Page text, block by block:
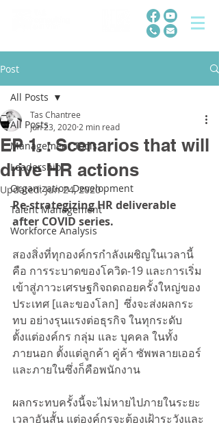
Post
All Posts
Management Tools
Leadership
Organization Development
Talent Management
Workforce Analysis
All Posts
EP 1. : Scenarios that will
drive HR actions
Tas Chantree
Jun 23, 2020 2 min read
Updated:Jun 24, 2020
Re-strategizing HR deliverable
after COVID series.
สองสิ่งที่ทุกองค์กรกำลังเผชิญในเวลานี้
คือ การระบาดของโควิด-19 และการเริ่ม
เข้าสู่ภาวะเศรษฐกิจถดถอยครั้งใหญ่ของ
ประเทศ [และของโลก]  ซึ่งจะส่งผลกระ
ทบ อย่างรุนแรงต่อธุรกิจ ในทุกระดับ
ตั้งแต่องค์กร กลุ่ม และ บุคคล ในทั้ง
ภายนอก ตั้งแต่ลูกค้า คู่ค้า ซัพพลายเออร์
และภายในซึ่งก็คือพนักงาน
ผลกระทบครั้งนี้จะไม่หายไปภายในระยะ
เวลาอันสั้น แต่องค์กรจะต้องเฝ้าระวังและ